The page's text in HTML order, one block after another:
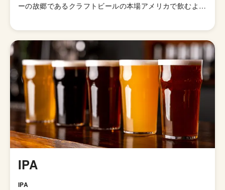
ーの故郷であるクラフトビールの本場アメリカで飲むよう
コンセプトとしています。 世界観・パッケージのアート
ワークも非常に個性的でイギリス人のイラストレーターが
描く、ホップのキャラクターがビールを選ぶとき、飲む前
から目でも楽しませてくれます。 王道な素材の組み合わ
せはもちろん、挑戦的なレシピにも意欲的に取り組んでお
り、毎週新作の銘柄をつくり世に送り出しています。
IPA
IPA